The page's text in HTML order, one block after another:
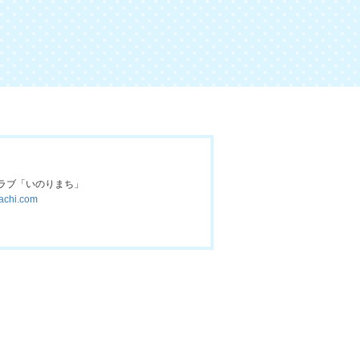
ブ 「いのりまち」